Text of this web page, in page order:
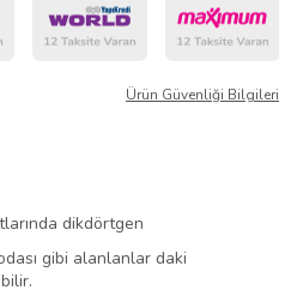
Ürün Güvenliği Bilgileri
dikdörtgen
gibi alanlanlar daki